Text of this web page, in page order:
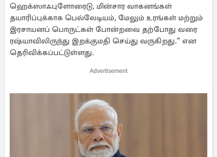
ஹெக்ஸாஃபுளோரைடு, மின்சார வாகனங்கள்
தயாரிப்புக்காக பெல்லேடியம், மேலும் உரங்கள் மற்றும்
இரசாயனப் பொருட்கள் போன்றவை தற்போது வரை
ரஷ்யாவிலிருந்து இறக்குமதி செய்து வருகிறது.” என
தெரிவிக்கப்பட்டுள்ளது.
Advertisement